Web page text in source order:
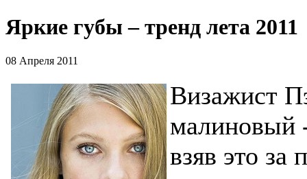
Яркие губы – тренд лета 2011
08 Апреля 2011
Визажист
малиновый
взяв это за